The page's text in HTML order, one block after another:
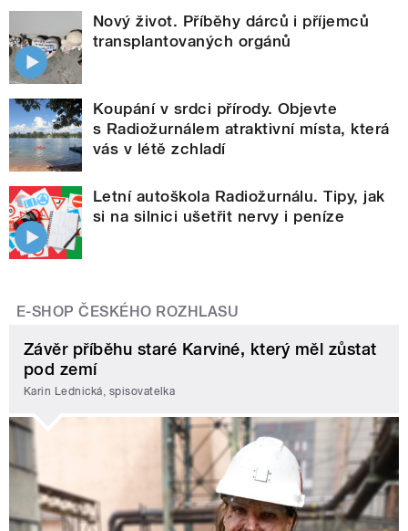
Nový život. Příběhy dárců i příjemců
transplantovaných orgánů
Koupání v srdci přírody. Objevte
s Radiožurnálem atraktivní místa, která
vás v létě zchladí
Letní autoškola Radiožurnálu. Tipy, jak
si na silnici ušetřit nervy i peníze
E-SHOP ČESKÉHO ROZHLASU
Závěr příběhu staré Karviné, který měl zůstat
pod zemí
Karin Lednická, spisovatelka